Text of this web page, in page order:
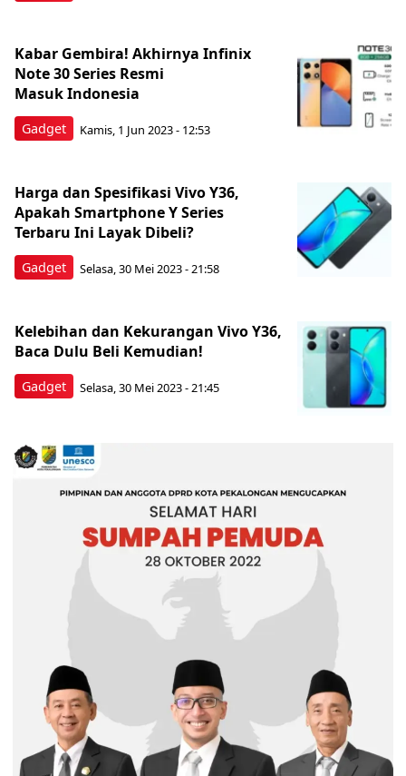
Gadget
Kabar Gembira! Akhirnya Infinix
Note 30 Series Resmi
Masuk Indonesia
Kamis, 1 Jun 2023 - 12:53
Gadget
Harga dan Spesifikasi Vivo Y36,
Apakah Smartphone Y Series
Terbaru Ini Layak Dibeli?
Selasa, 30 Mei 2023 - 21:58
Gadget
Kelebihan dan Kekurangan Vivo Y36,
Baca Dulu Beli Kemudian!
Selasa, 30 Mei 2023 - 21:45